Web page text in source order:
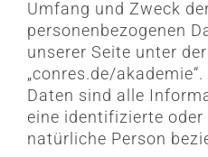
Umfang und Zweck
personenbezogenen
unserer Seite unter
„conres.de/
Daten sind alle
eine identifizierte
natürliche Person